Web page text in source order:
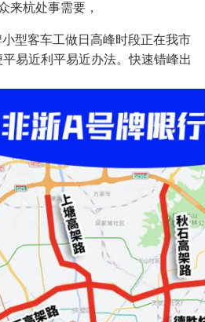
来杭处事需要，
客车工做日高峰时段正在我市
易近利平易近办法。快速错峰出